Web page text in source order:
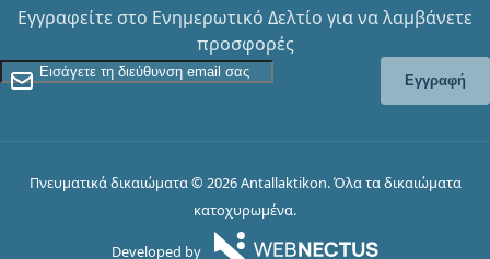
Εγγραφείτε στο Ενημερωτικό Δελτίο για να λαμβάνετε
προσφορές
Εγγραφείτε στο Newsletter
Εγγραφή
Πνευματικά δικαιώματα © 2026 Antallaktikon. Όλα τα δικαιώματα
κατοχυρωμένα.
Developed by